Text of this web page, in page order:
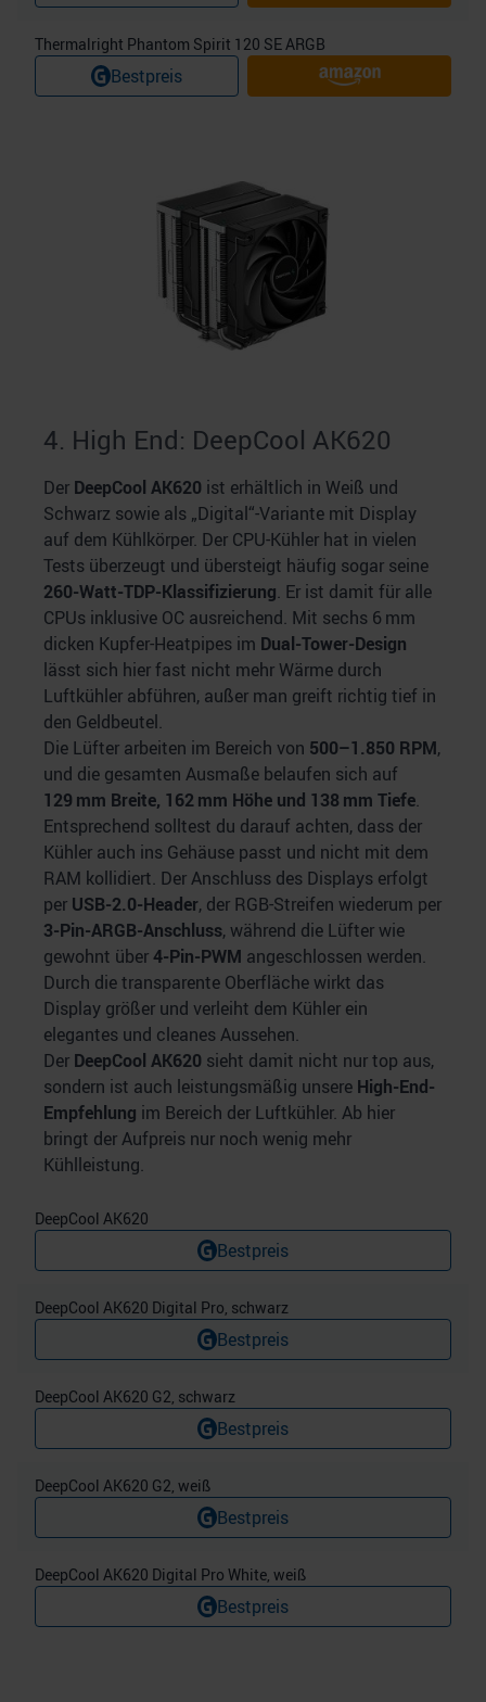
Thermalright Phantom Spirit 120 SE ARGB
Bestpreis
4. High End: DeepCool AK620
Der DeepCool AK620 ist erhältlich in Weiß und
Schwarz sowie als „Digital“-Variante mit Display
auf dem Kühlkörper. Der CPU-Kühler hat in vielen
Tests überzeugt und übersteigt häufig sogar seine
260-Watt-TDP-Klassifizierung. Er ist damit für alle
CPUs inklusive OC ausreichend. Mit sechs 6 mm
dicken Kupfer-Heatpipes im Dual-Tower-Design
lässt sich hier fast nicht mehr Wärme durch
Luftkühler abführen, außer man greift richtig tief in
den Geldbeutel.
Die Lüfter arbeiten im Bereich von 500–1.850 RPM,
und die gesamten Ausmaße belaufen sich auf
129 mm Breite, 162 mm Höhe und 138 mm Tiefe.
Entsprechend solltest du darauf achten, dass der
Kühler auch ins Gehäuse passt und nicht mit dem
RAM kollidiert. Der Anschluss des Displays erfolgt
per USB-2.0-Header, der RGB-Streifen wiederum per
3-Pin-ARGB-Anschluss, während die Lüfter wie
gewohnt über4-Pin-PWM angeschlossen werden.
Durch die transparente Oberfläche wirkt das
Display größer und verleiht dem Kühler ein
elegantes und cleanes Aussehen.
Der DeepCool AK620 sieht damit nicht nur top aus,
sondern ist auch leistungsmäßig unsere High-End-
Empfehlung im Bereich der Luftkühler. Ab hier
bringt der Aufpreis nur noch wenig mehr
Kühlleistung.
DeepCool AK620
Bestpreis
DeepCool AK620 Digital Pro, schwarz
Bestpreis
DeepCool AK620 G2, schwarz
Bestpreis
DeepCool AK620 G2, weiß
Bestpreis
DeepCool AK620 Digital Pro White, weiß
Bestpreis